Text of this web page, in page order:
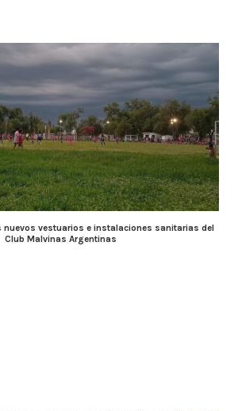
nuevos vestuarios e instalaciones sanitarias del
Club Malvinas Argentinas